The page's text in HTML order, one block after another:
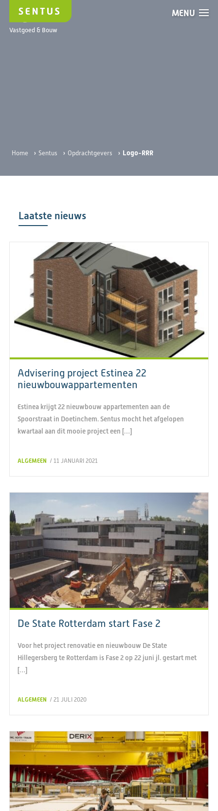
Vastgoed & Bouw
MENU
Logo-RRR
Home › Sentus › Opdrachtgevers › Logo-RRR
Laatste nieuws
Advisering project Estinea 22
nieuwbouwappartementen
Estinea krijgt 22 nieuwbouw appartementen aan de
Spoorstraat in Doetinchem. Sentus mocht het afgelopen
kwartaal aan dit mooie project een […]
ALGEMEEN / 11 JANUARI 2021
De State Rotterdam start Fase 2
Voor het project renovatie en nieuwbouw De State
Hillegersberg te Rotterdam is Fase 2 op 22 juni jl. gestart met
[…]
ALGEMEEN / 21 JULI 2020